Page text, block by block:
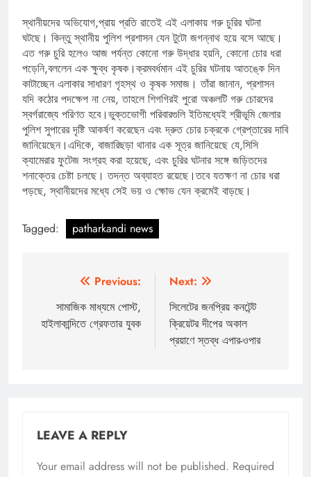
স্থানীয়দের অভিযোগ,প্রায় প্রতি রাতেই এই এলাকায় গরু চুরির ঘটনা
ঘটছে। কিন্তু স্থানীয় পুলিশ প্রশাসন যেন টুটো জগন্নাথ হয়ে বসে আছে।
এত গরু চুরি হলেও আজ পর্যন্ত কোনো গরু উদ্ধার হয়নি, কোনো চোর ধরা
পড়েনি,বললেন এক ক্ষুব্ধ কৃষক।ক্রমবর্ধমান এই চুরির ঘটনায় আতঙ্কে দিন
কাটাচ্ছেন এলাকার সাধারণ গৃহস্থ ও কৃষক সমাজ। তাঁরা জানান, প্রশাসন
যদি কঠোর পদক্ষেপ না নেয়, তাহলে শিগগিরই পুরো অঞ্চলটি গরু চোরদের
স্বর্গরাজ্যে পরিণত হবে।ভুক্তভোগী পরিবারগুলি ইতিমধ্যেই শ্রীভূমি জেলার
পুলিশ সুপারের দৃষ্টি আকর্ষণ করেছেন এবং দ্রুত চোর চক্রকে গ্রেপ্তারের দাবি
জানিয়েছেন।এদিকে, বাজারিছড়া থানার এক সূত্র জানিয়েছে যে,সিসি
ক্যামেরার ফুটেজ সংগ্রহ করা হয়েছে, এবং চুরির ঘটনার সঙ্গে জড়িতদের
শনাক্তের চেষ্টা চলছে। তদন্ত অব্যাহত রয়েছে।তবে যতক্ষণ না চোর ধরা
পড়ছে, স্থানীয়দের মধ্যে সেই ভয় ও ক্ষোভ যেন ক্রমেই বাড়ছে।
Tagged: patharkandi news
navigation
Previous:
সামাজিক মাধ্যমে পোস্ট,
হাইলাকান্দিতে গ্রেফতার যুবক
Next:
সিলেটের জনপ্রিয় কনটেন্ট
ক্রিয়েটর দীপের অকাল
প্রয়াণে স্তব্ধ এপার-ওপার
LEAVE A REPLY
Your email address will not be published. Required